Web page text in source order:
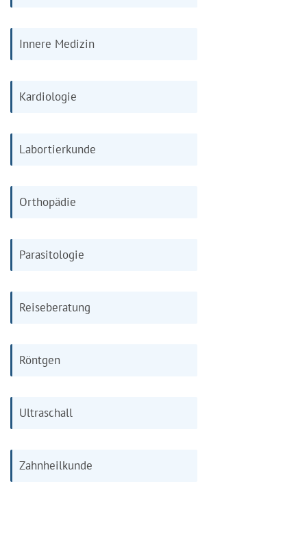
Innere Medizin
Kardiologie
Labortierkunde
Orthopädie
Parasitologie
Reiseberatung
Röntgen
Ultraschall
Zahnheilkunde